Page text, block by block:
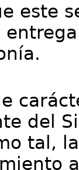
este
del
tal,